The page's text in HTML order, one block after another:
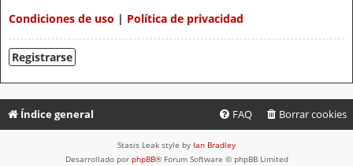
Condiciones de uso | Política de privacidad
Registrarse
Índice general Borrar cookies
FAQ
Stasis Leak style by Ian Bradley
Desarrollado por phpBB® Forum Software © phpBB Limited